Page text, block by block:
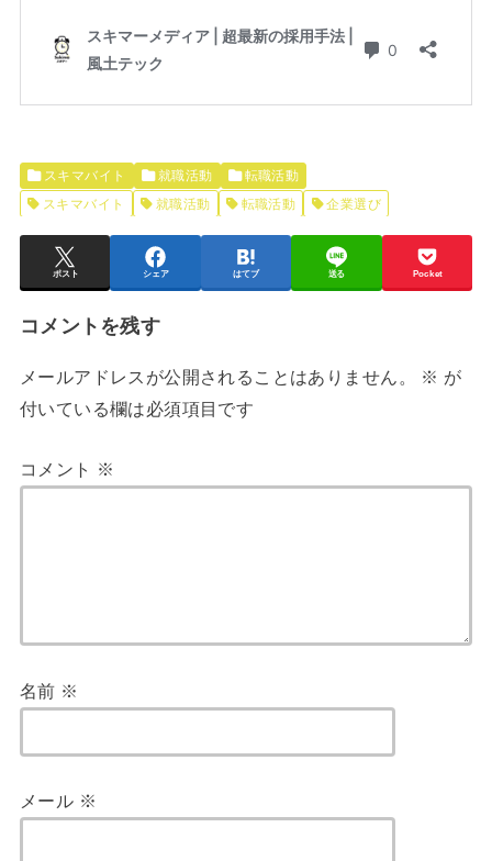
スキマバイト 就職活動
転職活動
スキマバイト
就職活動 転職活動 企業選び
ポスト シェア はてブ 送る Pocket
コメントを残す
メールアドレスが公開されることはありません。 ※ が
付いている欄は必須項目です
コメント ※
名前 ※
メール ※